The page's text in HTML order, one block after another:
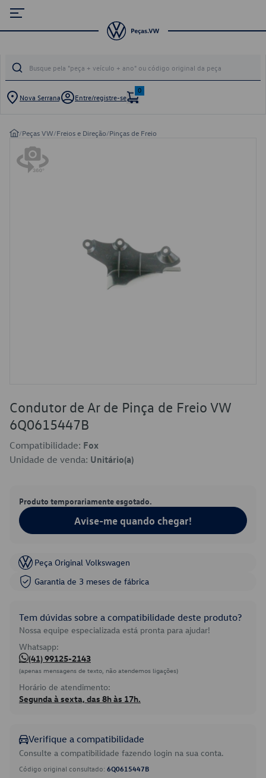
Nova Serrana Entre/registre-se
0
/Peças VW/Freios e Direção/Pinças de Freio
Condutor de Ar de Pinça de Freio VW
6Q0615447B
Compatibilidade: Fox
Unidade de venda: Unitário(a)
Produto temporariamente esgotado.
Avise-me quando chegar!
Peça Original Volkswagen
Garantia de 3 meses de fábrica
Tem dúvidas sobre a compatibilidade deste produto?
Nossa equipe especializada está pronta para ajudar!
Whatsapp:
(41) 99125-2143
(apenas mensagens de texto, não atendemos ligações)
Horário de atendimento:
Segunda à sexta, das 8h às 17h.
Verifique a compatibilidade
Consulte a compatibilidade fazendo login na sua conta.
Código original consultado: 6Q0615447B